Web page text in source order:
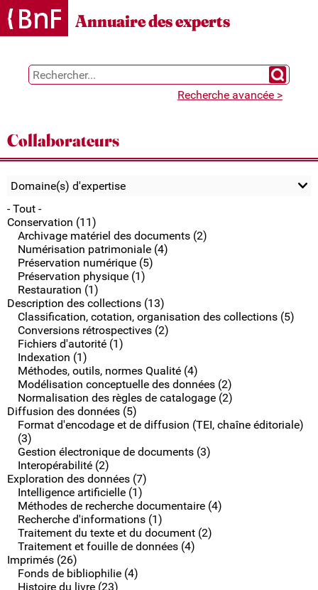
Gestion des cookies
Annuaire des experts
Chercher
Recherche avancée >
Collaborateurs
Domaine(s) d'expertise
- Tout -
Conservation (11)
Archivage matériel des documents (2)
Numérisation patrimoniale (4)
Préservation numérique (5)
Préservation physique (1)
Restauration (1)
Description des collections (13)
Classification, cotation, organisation des collections (5)
Conversions rétrospectives (2)
Fichiers d'autorité (1)
Indexation (1)
Méthodes, outils, normes Qualité (4)
Modélisation conceptuelle des données (2)
Normalisation des règles de catalogage (2)
Diffusion des données (5)
Format d'encodage et de diffusion (TEI, chaîne éditoriale)
(3)
Gestion électronique de documents (3)
Interopérabilité (2)
Exploration des données (7)
Intelligence artificielle (1)
Méthodes de recherche documentaire (4)
Recherche d'informations (1)
Traitement du texte et du document (2)
Traitement et fouille de données (4)
Imprimés (26)
Fonds de bibliophilie (4)
Histoire du livre (23)